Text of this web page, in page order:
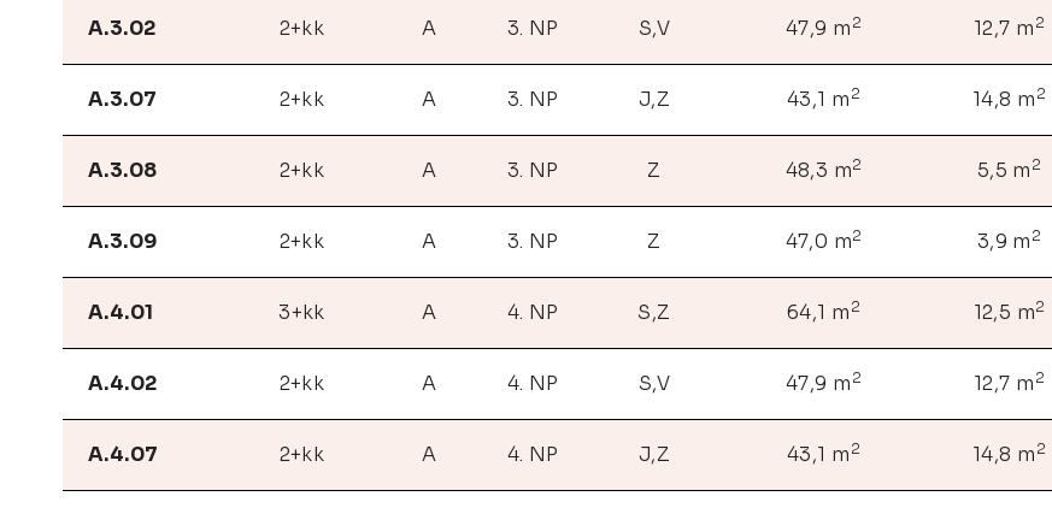
A.3.02 2+kk A 3. NP S,V 47,9 m 2 12,7 m 2
A.3.07 2+kk A 3. NP J,Z 43,1 m 2 14,8 m 2
A.3.08 2+kk A 3. NP Z 48,3 m2 5,5 m 2
A.3.09 2+kk A 3. NP Z 47,0 m2 3,9 m 2
A.4.01 3+kk A 4. NP S,Z 64,1 m 2 12,5 m2
A.4.02 2+kk A 4. NP S,V 47,9 m 2 12,7 m 2
A.4.07 2+kk A 4. NP J,Z 43,1 m 2 14,8 m 2